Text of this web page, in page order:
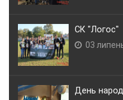
СК "Логос"
03
День